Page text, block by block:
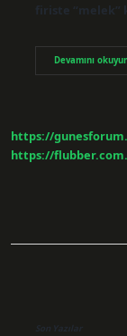
firiste “melek”
Devamını
https://
https://
Son Yazılar